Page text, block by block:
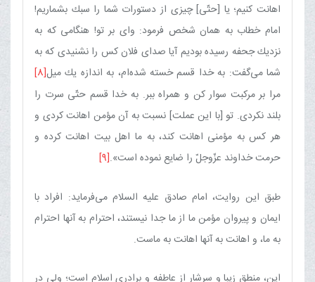
اهانت كنیم؛ یا [حتّی] چیزی از دستورات شما را سبك بشماریم!
امام خطاب به همان شخص فرمود: وای بر تو! هنگامی كه به
نزدیك جحفه رسیده بودیم آیا صدای فلان كس را نشنیدی كه به
شما می‌گفت: به خدا قسم خسته شده‌ام، به اندازه یك میل[8]
مرا بر مركبت سوار كن و همراه ببر. به خدا قسم حتّی سرت را
بلند نكردی. تو [با این عملت] نسبت به آن مؤمن اهانت كردی و
هر كس به مؤمنی اهانت كند، به ما اهل بیت اهانت كرده و
حرمت خداوند عزّوجلّ را ضایع نموده است».[9]
طبق این روایت، امام صادق علیه السلام می‌فرماید: افراد با
ایمان و پیروان مؤمن ما از ما جدا نیستند، احترام به آنها احترام
به ما، و اهانت به آنها اهانت به ماست.
این، منطق زیبا و سرشار از عاطفه و برادری اسلام است؛ ولی در